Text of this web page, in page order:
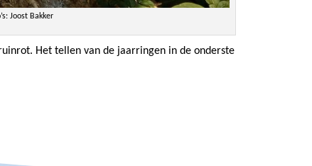
Joost Bakker
Het tellen van de jaarringen in de onderste